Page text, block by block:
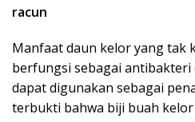
racun
Manfaat daun kelor yang tak
berfungsi sebagai antibakteri
dapat digunakan sebagai
terbukti bahwa biji buah